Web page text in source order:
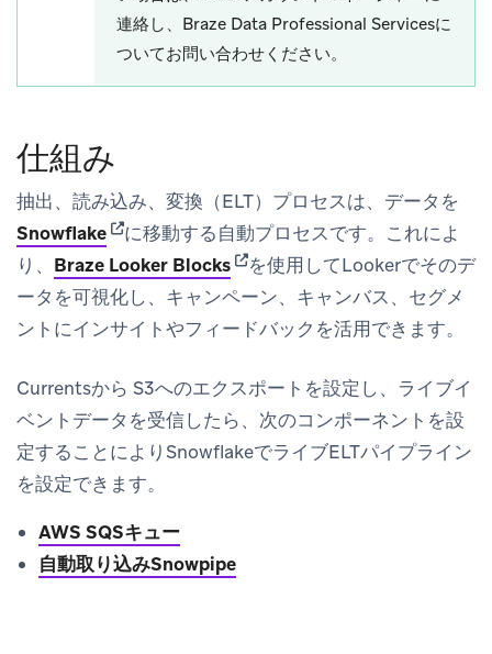
連絡し、Braze Data Professional Servicesに
ついてお問い合わせください。
仕組み
抽出、読み込み、変換（ELT）プロセスは、データを
Snowflake(opens in new tab)
に移動する自動プロセスです。これによ
り、 Braze Looker Blocks(opens in new tab)
を使用してLookerでそのデ
ータを可視化し、キャンペーン、キャンバス、セグメ
ントにインサイトやフィードバックを活用できます。
Currentsから S3へのエクスポートを設定し、ライブイ
ベントデータを受信したら、次のコンポーネントを設
定することによりSnowflakeでライブELTパイプライン
を設定できます。
AWS SQSキュー
自動取り込みSnowpipe